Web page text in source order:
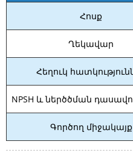
Հոսք
Ղեկավար
Հեղուկ
NPSH և ներծծման
Գործող միջակայք